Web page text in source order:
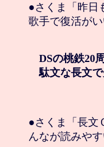
●さくま「昨日
歌手で復活が
DSの桃鉄20
駄文な長文で
●さくま「長文
んなが読みやす